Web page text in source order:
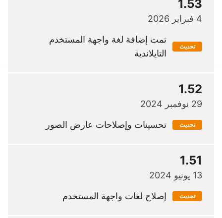
1.53
4 فبراير 2026
تحديث
تمت إضافة لغة واجهة المستخدم
التايلاندية
1.52
29 نوفمبر 2024
تحديث تحسينات وإصلاحات عارض الصور
1.51
13 يونيو 2024
تحديث إصلاح لغات واجهة المستخدم